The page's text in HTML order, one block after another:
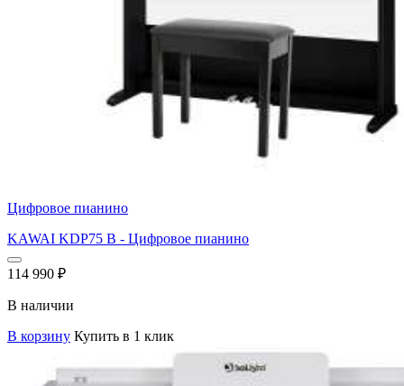
Цифровое пианино
KAWAI KDP75 B - Цифровое пианино
114 990 ₽
В наличии
В корзину Купить в 1 клик